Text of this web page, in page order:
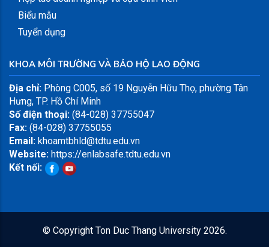
Biểu mẫu
Tuyển dụng
KHOA MÔI TRƯỜNG VÀ BẢO HỘ LAO ĐỘNG
Địa chỉ: Phòng C005, số 19 Nguyễn Hữu Thọ, phường Tân
Hưng, TP. Hồ Chí Minh
Số điện thoại: (84-028) 37755047
Fax: (84-028) 37755055
Email: khoamtbhld@tdtu.edu.vn
Website: https://enlabsafe.tdtu.edu.vn
Kết nối:
© Copyright Ton Duc Thang University 2026.